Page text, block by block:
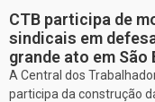
CTB participa de
sindicais em
grande ato em São
A Central dos
participa da construção